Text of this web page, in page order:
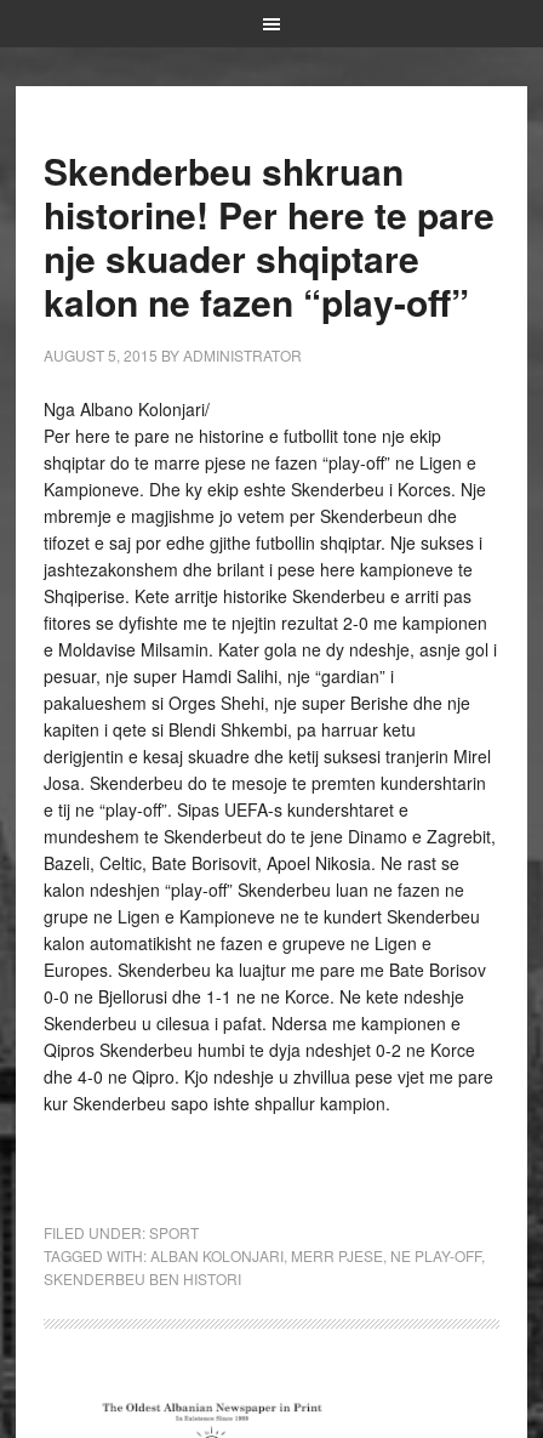
Skenderbeu shkruan
historine! Per here te pare
nje skuader shqiptare
kalon ne fazen “play-off”
AUGUST 5, 2015 BYADMINISTRATOR
Nga Albano Kolonjari/
Per here te pare ne historine e futbollit tone nje ekip
shqiptar do te marre pjese ne fazen “play-off” ne Ligen e
Kampioneve. Dhe ky ekip eshte Skenderbeu i Korces. Nje
mbremje e magjishme jo vetem per Skenderbeun dhe
tifozet e saj por edhe gjithe futbollin shqiptar. Nje sukses i
jashtezakonshem dhe brilant i pese here kampioneve te
Shqiperise. Kete arritje historike Skenderbeu e arriti pas
fitores se dyfishte me te njejtin rezultat 2-0 me kampionen
e Moldavise Milsamin. Kater gola ne dy ndeshje, asnje gol i
pesuar, nje super Hamdi Salihi, nje “gardian” i
pakalueshem si Orges Shehi, nje super Berishe dhe nje
kapiten i qete si Blendi Shkembi, pa harruar ketu
derigjentin e kesaj skuadre dhe ketij suksesi tranjerin Mirel
Josa. Skenderbeu do te mesoje te premten kundershtarin
e tij ne “play-off”. Sipas UEFA-s kundershtaret e
mundeshem te Skenderbeut do te jene Dinamo e Zagrebit,
Bazeli, Celtic, Bate Borisovit, Apoel Nikosia. Ne rast se
kalon ndeshjen “play-off” Skenderbeu luan ne fazen ne
grupe ne Ligen e Kampioneve ne te kundert Skenderbeu
kalon automatikisht ne fazen e grupeve ne Ligen e
Europes. Skenderbeu ka luajtur me pare me Bate Borisov
0-0 ne Bjellorusi dhe 1-1 ne ne Korce. Ne kete ndeshje
Skenderbeu u cilesua i pafat. Ndersa me kampionen e
Qipros Skenderbeu humbi te dyja ndeshjet 0-2 ne Korce
dhe 4-0 ne Qipro. Kjo ndeshje u zhvillua pese vjet me pare
kur Skenderbeu sapo ishte shpallur kampion.
FILED UNDER:SPORT
TAGGED WITH:ALBAN KOLONJARI, MERR PJESE NE PLAY-OFF,
SKENDERBEU BEN HISTORI